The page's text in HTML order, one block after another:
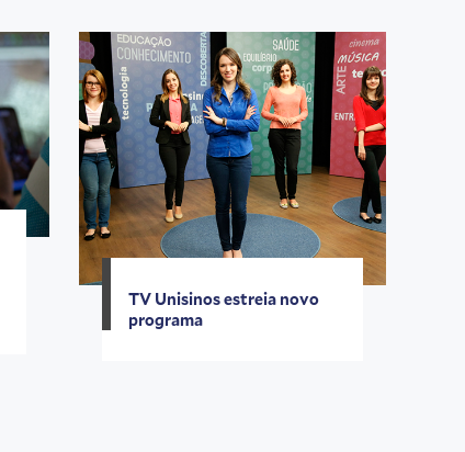
TV Unisinos estreia novo
programa